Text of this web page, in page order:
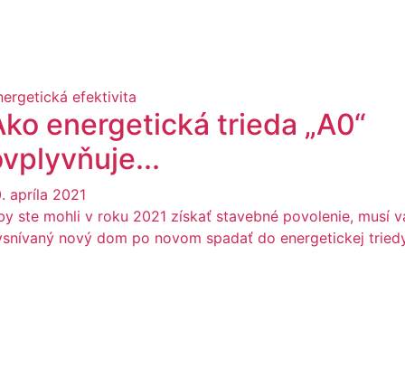
efektivita
energetická trieda „A0“
apríla 2021
ste mohli v roku 2021 získať stavebné povolenie, musí
nový dom po novom spadať do energetickej